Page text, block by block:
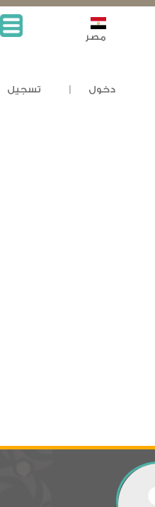
دخول تسجيل
مصر